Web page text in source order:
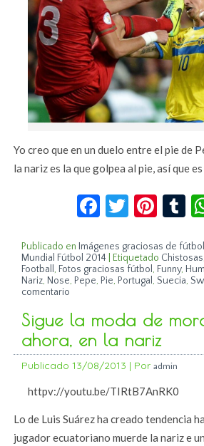
Yo creo que en un duelo entre el pie de
la nariz es la que golpea al pie, así que
Facebook
Twitter
Publicado en Imágenes graciosas de fútbol
Mundial Fútbol 2014
Etiquetado Chistosas
Football , Fotos graciosas fútbol , Funny,
Nariz, Nose, Pepe, Pie, Portugal , Suecia,
comentario
Sigue la moda de
ahora, en la nariz
Publicado 13/08/2013 | Por admin
httpv://youtu.be/TIRtB7AnRK0
Lo de Luis Suárez ha creado tendencia
jugador ecuatoriano muerde la nariz e